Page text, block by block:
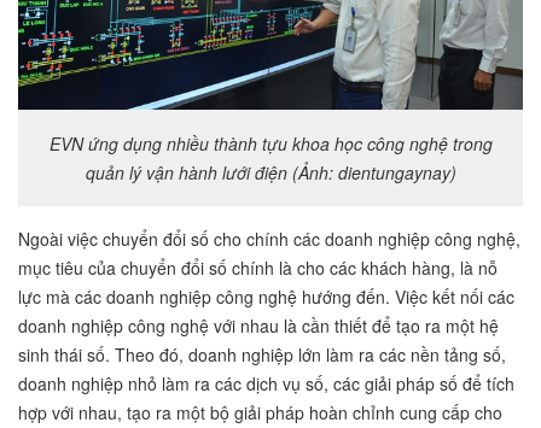
EVN ứng dụng nhiều thành tựu khoa học công nghệ trong
quản lý vận hành lưới điện (Ảnh: dientungaynay)
Ngoài việc chuyển đổi số cho chính các doanh nghiệp công nghệ,
mục tiêu của chuyển đổi số chính là cho các khách hàng, là nỗ
lực mà các doanh nghiệp công nghệ hướng đến. Việc kết nối các
doanh nghiệp công nghệ với nhau là cần thiết để tạo ra một hệ
sinh thái số. Theo đó, doanh nghiệp lớn làm ra các nền tảng số,
doanh nghiệp nhỏ làm ra các dịch vụ số, các giải pháp số để tích
hợp với nhau, tạo ra một bộ giải pháp hoàn chỉnh cung cấp cho